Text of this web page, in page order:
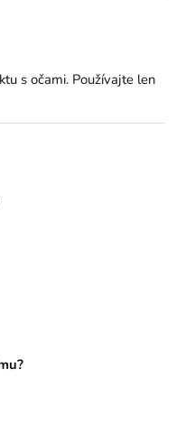
s očami. Používajte len